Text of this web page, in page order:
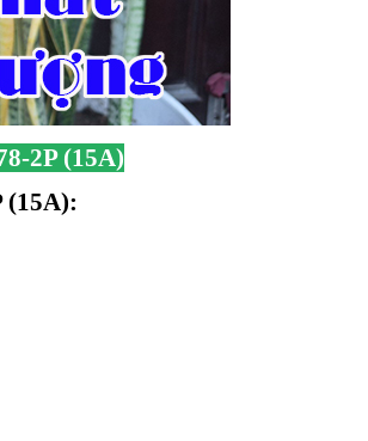
2P (15A)
(15A):